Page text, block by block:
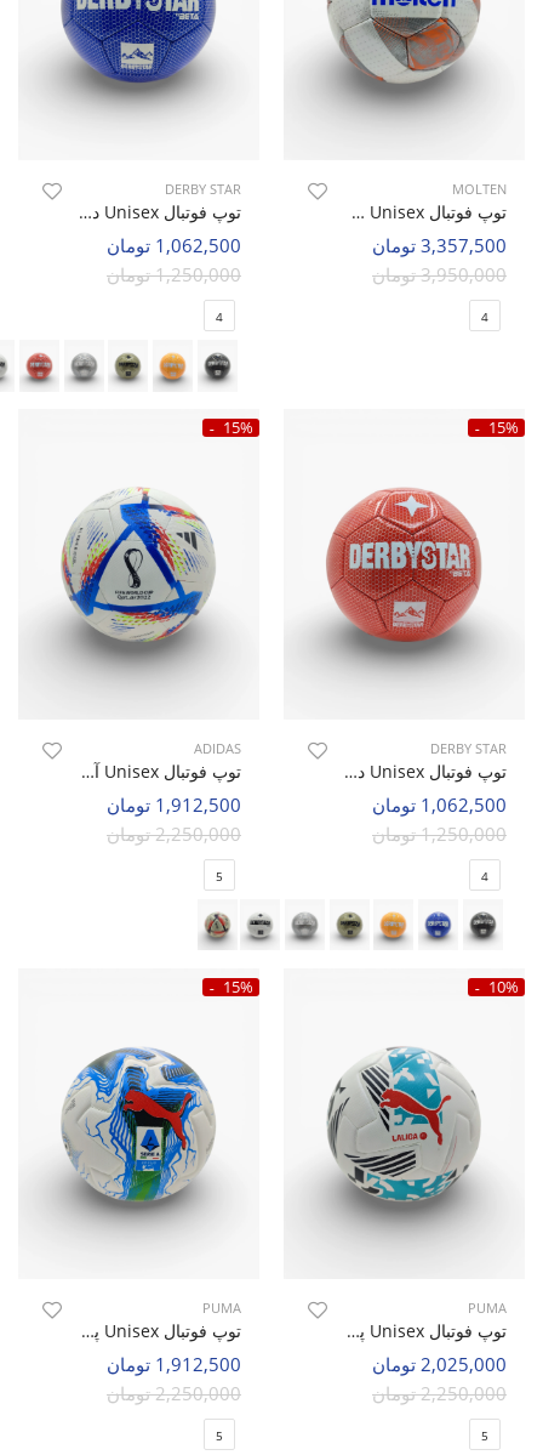
MOLTEN
توپ فوتبال Unisex مولتن Molten Whiz U
3,357,500 تومان
3,950,000 تومان
4
DERBY STAR
توپ فوتبال Unisex دربی استار Moon Ball U
1,062,500 تومان
1,250,000 تومان
4
15%
DERBY STAR
توپ فوتبال Unisex دربی استار Moon Ball U
1,062,500 تومان
1,250,000 تومان
4
15%
ADIDAS
توپ فوتبال Unisex آدیداس Adidas Qatar 2022 U
1,912,500 تومان
2,250,000 تومان
5
10%
PUMA
توپ فوتبال Unisex پوما Puma Orbita U
2,025,000 تومان
2,250,000 تومان
5
15%
PUMA
توپ فوتبال Unisex پوما Orbita Laliga U
1,912,500 تومان
2,250,000 تومان
5